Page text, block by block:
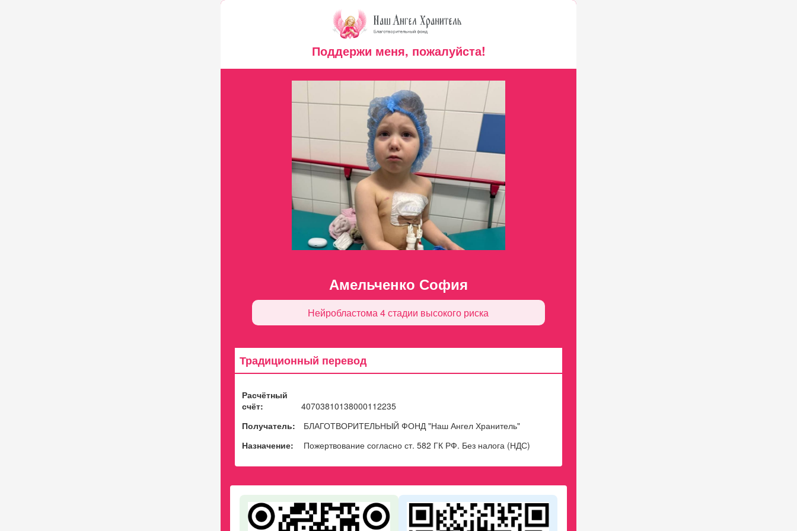
Поддержи меня, пожалуйста!
Амельченко София
Нейробластома 4 стадии высокого риска
Традиционный перевод
Расчётный
счёт:
40703810138000112235
Получатель:
БЛАГОТВОРИТЕЛЬНЫЙ ФОНД "Наш Ангел Хранитель"
Назначение:
Пожертвование согласно ст. 582 ГК РФ. Без налога (НДС)